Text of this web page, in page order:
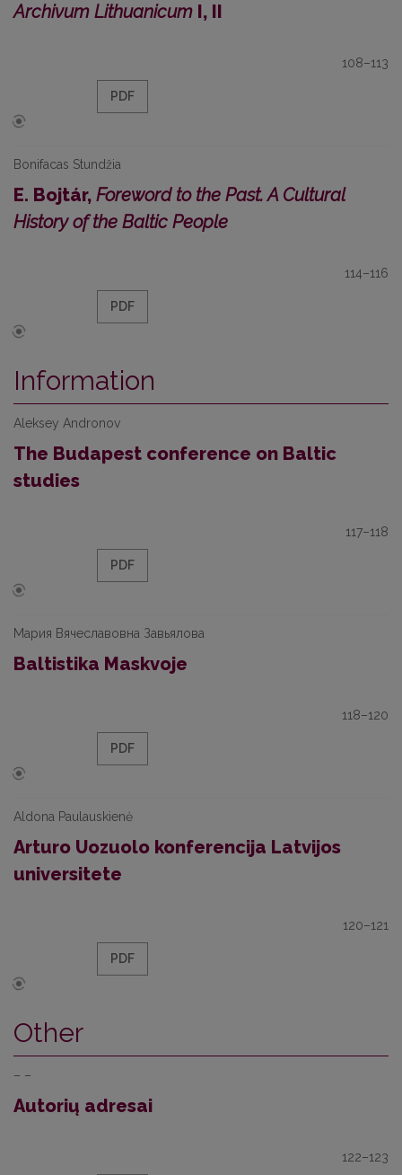
Archivum Lithuanicum I, II
108–113
PDF
Bonifacas Stundžia
E. Bojtár, Foreword to the Past. A Cultural
History of the Baltic People
114–116
PDF
Information
Aleksey Andronov
The Budapest conference on Baltic
studies
117–118
PDF
Мария Вячеславовна Завьялова
Baltistika Maskvoje
118–120
PDF
Aldona Paulauskienė
Arturo Uozuolo konferencija Latvijos
universitete
120–121
PDF
Other
– –
Autorių adresai
122–123